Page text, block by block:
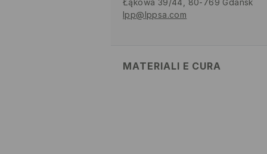
Łąkowa 39/44, 80-769 Gdańsk
lpp@lppsa.com
MATERIALI E CURA